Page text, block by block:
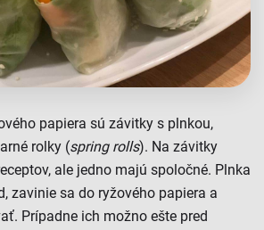
papiera sú závitky s plnkou,
rolky (spring rolls). Na závitky
ale jedno majú spoločné. Plnka
zavinie sa do ryžového papiera a
Prípadne ich možno ešte pred